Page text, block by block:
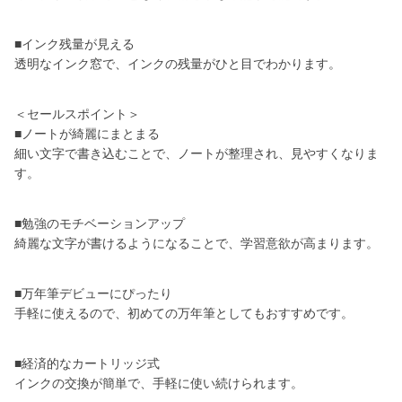
■インク残量が見える
透明なインク窓で、インクの残量がひと目でわかります。
＜セールスポイント＞
■ノートが綺麗にまとまる
細い文字で書き込むことで、ノートが整理され、見やすくなりま
す。
■勉強のモチベーションアップ
綺麗な文字が書けるようになることで、学習意欲が高まります。
■万年筆デビューにぴったり
手軽に使えるので、初めての万年筆としてもおすすめです。
■経済的なカートリッジ式
インクの交換が簡単で、手軽に使い続けられます。